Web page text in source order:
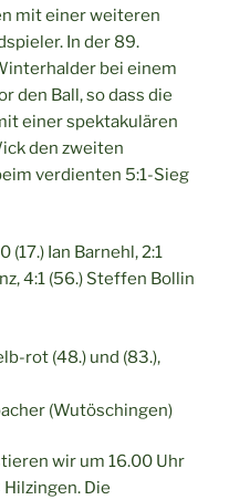
mit einer weiteren
In der 89.
bei einem
den Ball, so dass die
einer spektakulären
den zweiten
verdienten 5:1-Sieg
(17.) Ian Barnehl, 2:1
4:1 (56.) Steffen Bollin
rot (48.) und (83.),
(Wutöschingen)
wir um 16.00 Uhr
Die